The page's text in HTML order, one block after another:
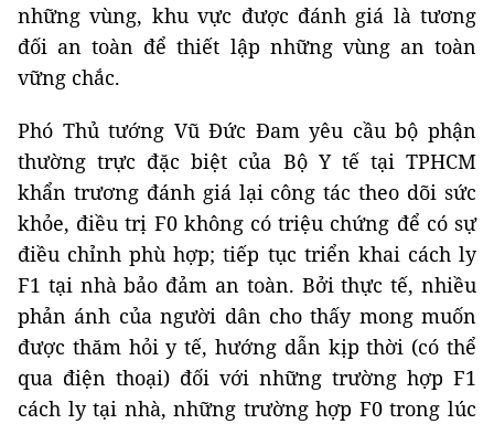
những vùng, khu vực được đánh giá là tương
đối an toàn để thiết lập những vùng an toàn
vững chắc.
Phó Thủ tướng Vũ Đức Đam yêu cầu bộ phận
thường trực đặc biệt của Bộ Y tế tại TPHCM
khẩn trương đánh giá lại công tác theo dõi sức
khỏe, điều trị F0 không có triệu chứng để có sự
điều chỉnh phù hợp; tiếp tục triển khai cách ly
F1 tại nhà bảo đảm an toàn. Bởi thực tế, nhiều
phản ánh của người dân cho thấy mong muốn
được thăm hỏi y tế, hướng dẫn kịp thời (có thể
qua điện thoại) đối với những trường hợp F1
cách ly tại nhà, những trường hợp F0 trong lúc